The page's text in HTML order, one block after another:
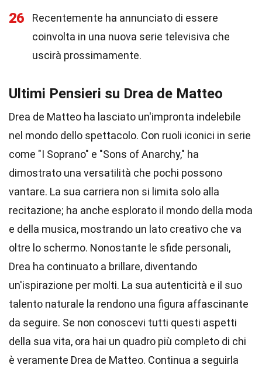
26
Recentemente ha annunciato di essere
coinvolta in una nuova serie televisiva che
uscirà prossimamente.
Ultimi Pensieri su Drea de Matteo
Drea de Matteo ha lasciato un'impronta indelebile
nel mondo dello spettacolo. Con ruoli iconici in serie
come "I Soprano" e "Sons of Anarchy," ha
dimostrato una versatilità che pochi possono
vantare. La sua carriera non si limita solo alla
recitazione; ha anche esplorato il mondo della moda
e della musica, mostrando un lato creativo che va
oltre lo schermo. Nonostante le sfide personali,
Drea ha continuato a brillare, diventando
un'ispirazione per molti. La sua autenticità e il suo
talento naturale la rendono una figura affascinante
da seguire. Se non conoscevi tutti questi aspetti
della sua vita, ora hai un quadro più completo di chi
è veramente Drea de Matteo. Continua a seguirla